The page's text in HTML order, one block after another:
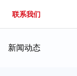
联系我们
新闻动态